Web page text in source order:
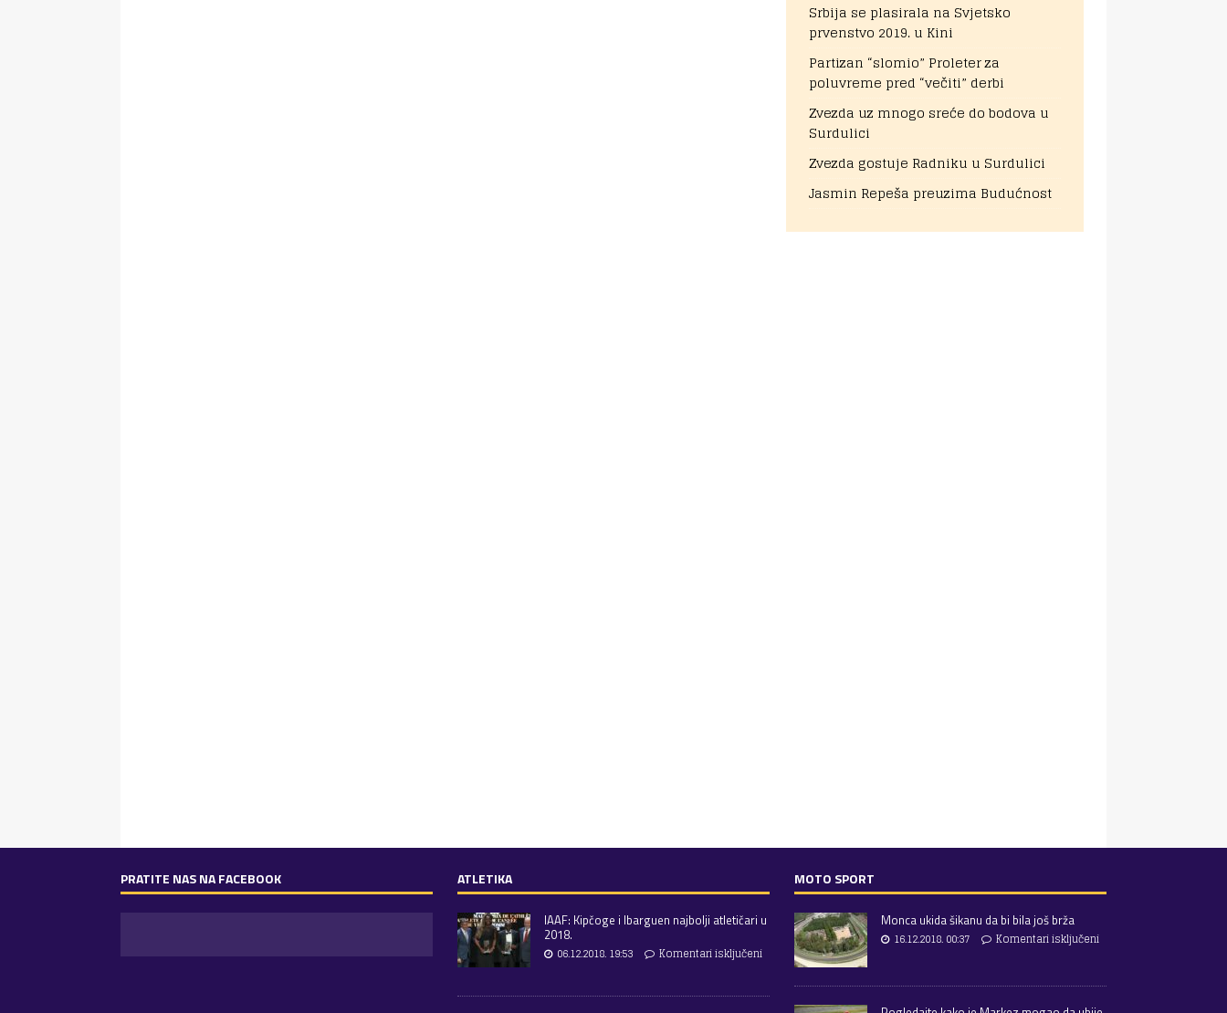
Srbija se plasirala na Svjetsko
prvenstvo 2019. u Kini
Partizan “slomio” Proleter za
poluvreme pred “večiti” derbi
Zvezda uz mnogo sreće do bodova u
Surdulici
Zvezda gostuje Radniku u Surdulici
Jasmin Repeša preuzima Budućnost
PRATITE NAS NA FACEBOOK ATLETIKA
IAAF: Kipčoge i Ibarguen najbolji atletičari u
2018.
06.12.2018. 19:53
Komentari isključeni
MOTO SPORT
Monca ukida šikanu da bi bila još brža
16.12.2018. 00:37
Komentari isključeni